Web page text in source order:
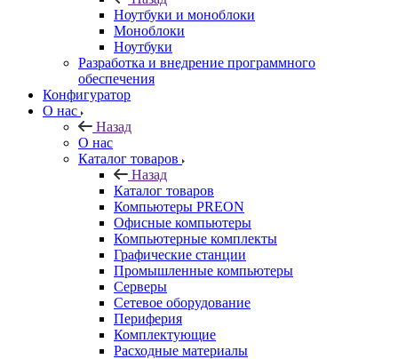
Ноутбуки и моноблоки
Моноблоки
Ноутбуки
Разработка и внедрение программного
обеспечения
Конфигуратор
О нас
Назад
О нас
Каталог товаров
Назад
Каталог товаров
Компьютеры PREON
Офисные компьютеры
Компьютерные комплекты
Графические станции
Промышленные компьютеры
Серверы
Сетевое оборудование
Периферия
Комплектующие
Расходные материалы